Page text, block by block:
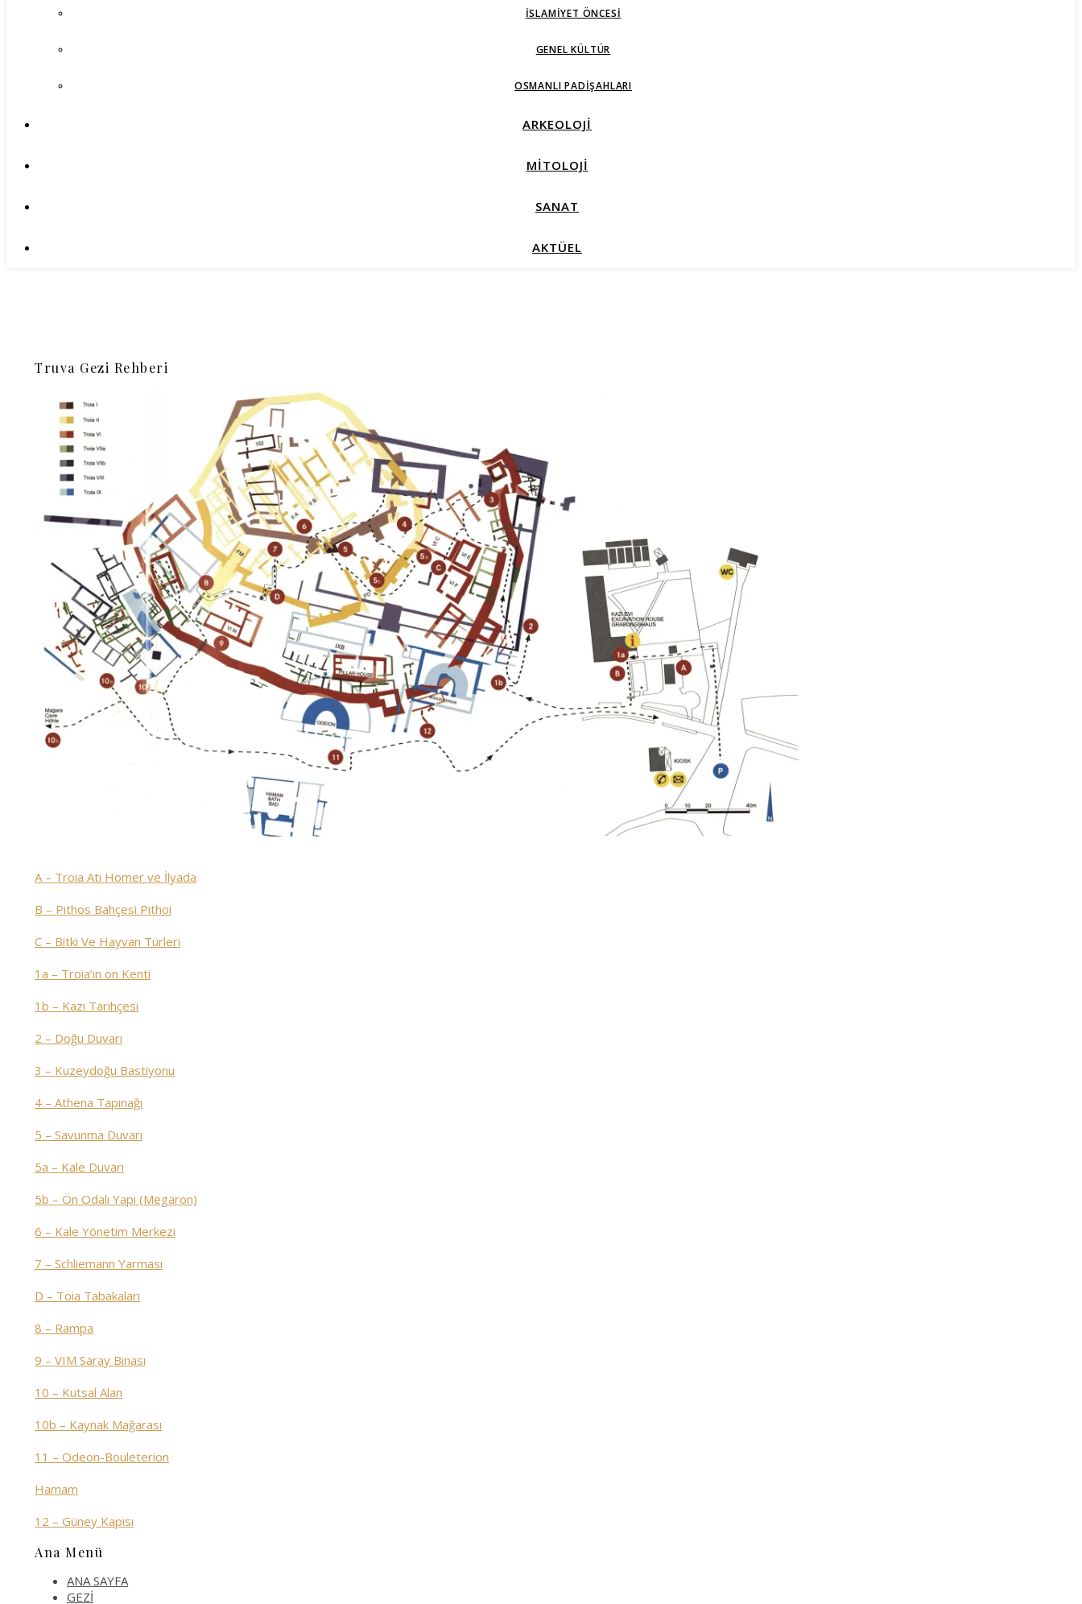
İSLAMIYET ÖNCESI
GENEL KÜLTÜR
OSMANLI PADIŞAHLARI
ARKEOLOJİ
MİTOLOJİ
SANAT
AKTÜEL
Truva Gezi Rehberi
A – Troia Atı Homer ve İlyada
B – Pithos Bahçesi Pithoi
C – Bitki Ve Hayvan Türleri
1a – Troia’ın on Kenti
1b – Kazı Tarihçesi
2 – Doğu Duvarı
3 – Kuzeydoğu Bastiyonu
4 – Athena Tapınağı
5 – Savunma Duvarı
5a – Kale Duvarı
5b – Ön Odalı Yapı (Megaron)
6 – Kale Yönetim Merkezi
7 – Schliemann Yarması
D – Toia Tabakaları
8 – Rampa
9 – VIM Saray Binası
10 – Kutsal Alan
10b – Kaynak Mağarası
11 – Odeon-Bouleterion
Hamam
12 – Güney Kapısı
Ana Menü
ANA SAYFA
GEZİ